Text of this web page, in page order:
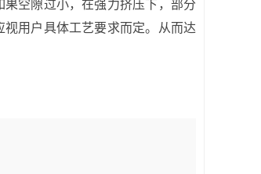
空隙过小，在强力挤压下，部分
用户具体工艺要求而定。从而达